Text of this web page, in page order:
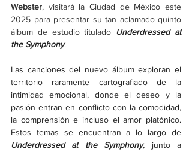
Webster, visitará la Ciudad de México este
2025 para presentar su tan aclamado quinto
álbum de estudio titulado Underdressed at
the Symphony.
Las canciones del nuevo álbum exploran el
territorio raramente cartografiado de la
intimidad emocional, donde el deseo y la
pasión entran en conflicto con la comodidad,
la comprensión e incluso el amor platónico.
Underdressed at the Symphony, junto a